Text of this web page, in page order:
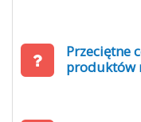
Przeciętne
produktów